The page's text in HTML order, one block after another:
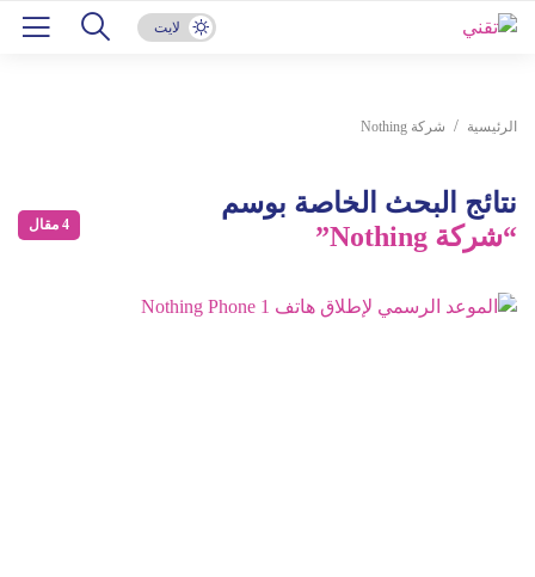
لايت
الرئيسية شركة Nothing
نتائج البحث الخاصة بوسم
“شركة Nothing”
4 مقال